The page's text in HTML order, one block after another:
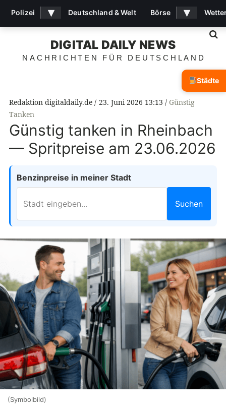
DIGITAL DAILY NEWS
NACHRICHTEN FÜR DEUTSCHLAND
Redaktion digitaldaily.de 23. Juni 2026 13:13
Günstig
Tanken
Günstig tanken in Rheinbach
— Spritpreise am 23.06.2026
Benzinpreise in meiner Stadt
Suchen
(Symbolbild)
Polizei ▾ Deutschland & Welt Börse ▾
Städte